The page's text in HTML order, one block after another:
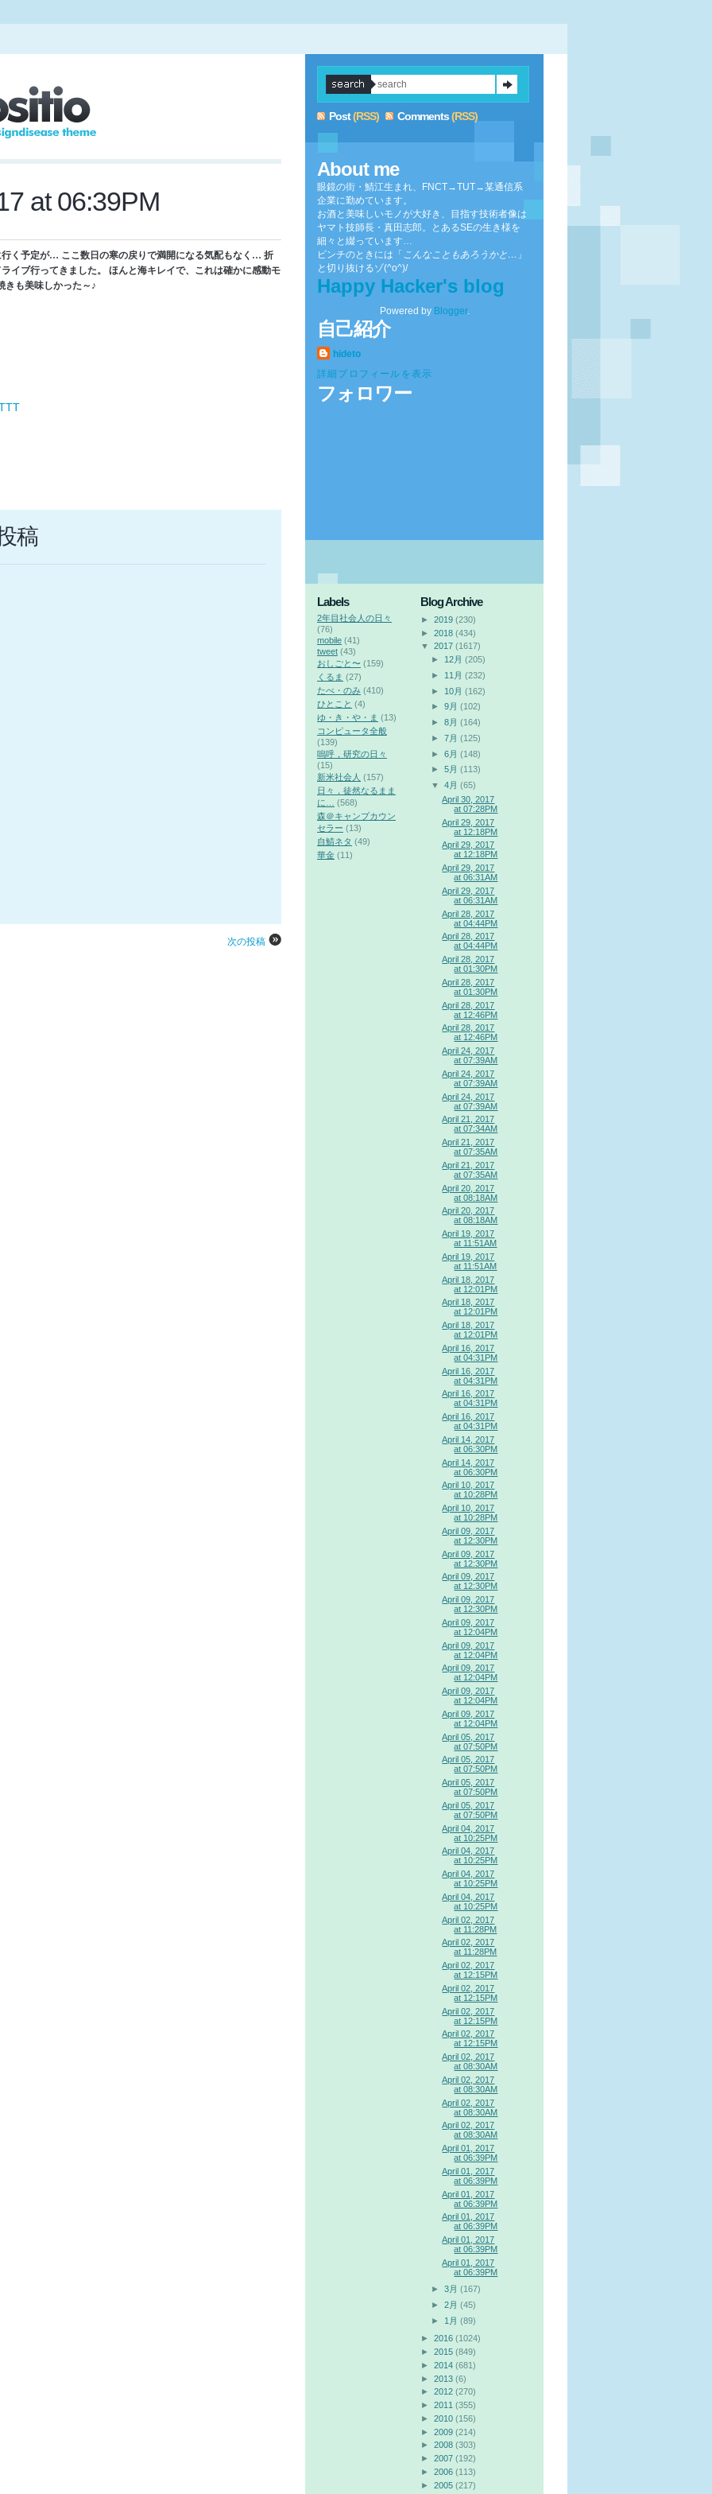
at 06:39PM
く予定が… ここ数日の寒の戻りで満開になる気配もなく… 折
イブ行ってきました。 ほんと海キレイで、これは確かに感動モ
きも美味しかった～♪
稿
次の投稿
Post(RSS) Comments(RSS)
About me
眼鏡の街・鯖江生まれ、FNCT→TUT→某通信系
企業に勤めています。
お酒と美味しいモノが大好き、目指す技術者像は
ヤマト技師長・真田志郎。とあるSEの生き様を
細々と綴っています…
ピンチのときには「 こんなこともあろうかと… 」
と切り抜けるゾ(^o^)/
Happy Hacker's blog
Powered by Blogger.
自己紹介
hideto
詳細プロフィールを表示
フォロワー
Labels
2年目社会人の日々
(76)
mobile (41)
tweet (43)
おしごと〜 (159)
くるま (27)
たべ・のみ (410)
ひとこと (4)
ゆ・き・や・ま (13)
コンピュータ全般
(139)
嗚呼，研究の日々
(15)
新米社会人 (157)
日々，徒然なるまま
に…
(568)
森＠キャンプカウン
セラー (13)
自鯖ネタ (49)
華金 (11)
Blog Archive
► 2019 (230)
► 2018 (434)
▼
2017 (1617)
► 12月 (205)
► 11月 (232)
► 10月 (162)
►9月 (102)
►8月 (164)
►7月 (125)
►6月 (148)
►5月 (113)
▼
4月 (65)
April 30, 2017
at 07:28PM
April 29, 2017
at 12:18PM
April 29, 2017
at 12:18PM
April 29, 2017
at 06:31AM
April 29, 2017
at 06:31AM
April 28, 2017
at 04:44PM
April 28, 2017
at 04:44PM
April 28, 2017
at 01:30PM
April 28, 2017
at 01:30PM
April 28, 2017
at 12:46PM
April 28, 2017
at 12:46PM
April 24, 2017
at 07:39AM
April 24, 2017
at 07:39AM
April 24, 2017
at 07:39AM
April 21, 2017
at 07:34AM
April 21, 2017
at 07:35AM
April 21, 2017
at 07:35AM
April 20, 2017
at 08:18AM
April 20, 2017
at 08:18AM
April 19, 2017
at 11:51AM
April 19, 2017
at 11:51AM
April 18, 2017
at 12:01PM
April 18, 2017
at 12:01PM
April 18, 2017
at 12:01PM
April 16, 2017
at 04:31PM
April 16, 2017
at 04:31PM
April 16, 2017
at 04:31PM
April 16, 2017
at 04:31PM
April 14, 2017
at 06:30PM
April 14, 2017
at 06:30PM
April 10, 2017
at 10:28PM
April 10, 2017
at 10:28PM
April 09, 2017
at 12:30PM
April 09, 2017
at 12:30PM
April 09, 2017
at 12:30PM
April 09, 2017
at 12:30PM
April 09, 2017
at 12:04PM
April 09, 2017
at 12:04PM
April 09, 2017
at 12:04PM
April 09, 2017
at 12:04PM
April 09, 2017
at 12:04PM
April 05, 2017
at 07:50PM
April 05, 2017
at 07:50PM
April 05, 2017
at 07:50PM
April 05, 2017
at 07:50PM
April 04, 2017
at 10:25PM
April 04, 2017
at 10:25PM
April 04, 2017
at 10:25PM
April 04, 2017
at 10:25PM
April 02, 2017
at 11:28PM
April 02, 2017
at 11:28PM
April 02, 2017
at 12:15PM
April 02, 2017
at 12:15PM
April 02, 2017
at 12:15PM
April 02, 2017
at 12:15PM
April 02, 2017
at 08:30AM
April 02, 2017
at 08:30AM
April 02, 2017
at 08:30AM
April 02, 2017
at 08:30AM
April 01, 2017
at 06:39PM
April 01, 2017
at 06:39PM
April 01, 2017
at 06:39PM
April 01, 2017
at 06:39PM
April 01, 2017
at 06:39PM
April 01, 2017
at 06:39PM
►3月 (167)
►2月 (45)
► 1月 (89)
► 2016 (1024)
► 2015 (849)
► 2014 (681)
► 2013 (6)
► 2012 (270)
► 2011 (355)
► 2010 (156)
► 2009 (214)
► 2008 (303)
► 2007 (192)
► 2006 (113)
► 2005 (217)